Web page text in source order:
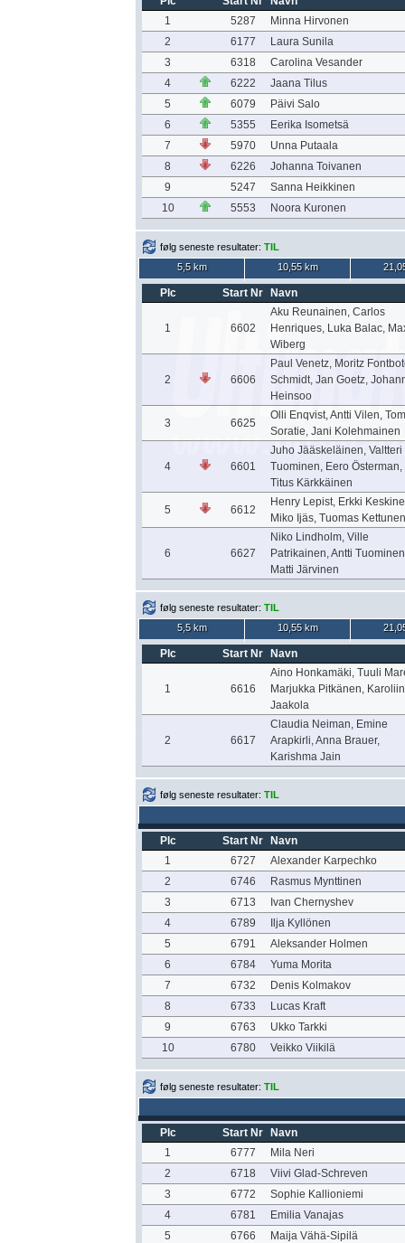
1
5287
Minna Hirvonen
2
6177
Laura Sunila
3
6318
Carolina Vesander
4
6222
Jaana Tilus
5
6079
Päivi Salo
6
5355
Eerika Isometsä
7
5970
Unna Putaala
8
6226
Johanna Toivanen
9
5247
Sanna Heikkinen
10
5553 Noora Kuronen
følg seneste resultater: TIL
5,5 km
10,55 km
Plc Start Nr Navn
1 6602
Aku Reunainen, Carlos
Henriques, Luka Balac,
Wiberg
2 6606
Paul Venetz, Moritz
Schmidt, Jan Goetz,
Heinsoo
3 6625
Olli Enqvist, Antti Vilen,
Soratie, Jani Kolehmainen
4 6601
Juho Jääskeläinen, Valtteri
Tuominen, Eero Österman,
Titus Kärkkäinen
5 6612
Henry Lepist, Erkki
Miko Ijäs, Tuomas Kettunen
6 6627
Niko Lindholm, Ville
Patrikainen, Antti
Matti Järvinen
følg seneste resultater: TIL
5,5 km
10,55 km
Plc Start Nr Navn
1 6616
Aino Honkamäki, Tuuli
Marjukka Pitkänen,
Jaakola
2 6617
Claudia Neiman, Emine
Arapkirli, Anna Brauer,
Karishma Jain
følg seneste resultater: TIL
Plc Start Nr
Navn
1
6727
Alexander Karpechko
2
6746
Rasmus Mynttinen
3
6713
Ivan Chernyshev
4
6789
Ilja Kyllönen
5
6791
Aleksander Holmen
6
6784
Yuma Morita
7
6732
Denis Kolmakov
8
6733
Lucas Kraft
9
6763
Ukko Tarkki
10
6780 Veikko Viikilä
følg seneste resultater: TIL
Plc Start Nr
Navn
1
6777
Mila Neri
2
6718
Viivi Glad-Schreven
3
6772
Sophie Kallioniemi
4
6781
Emilia Vanajas
5
6766
Maija Vähä-Sipilä